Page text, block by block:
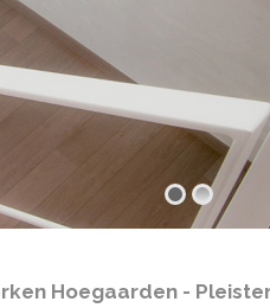
Hoegaarden -